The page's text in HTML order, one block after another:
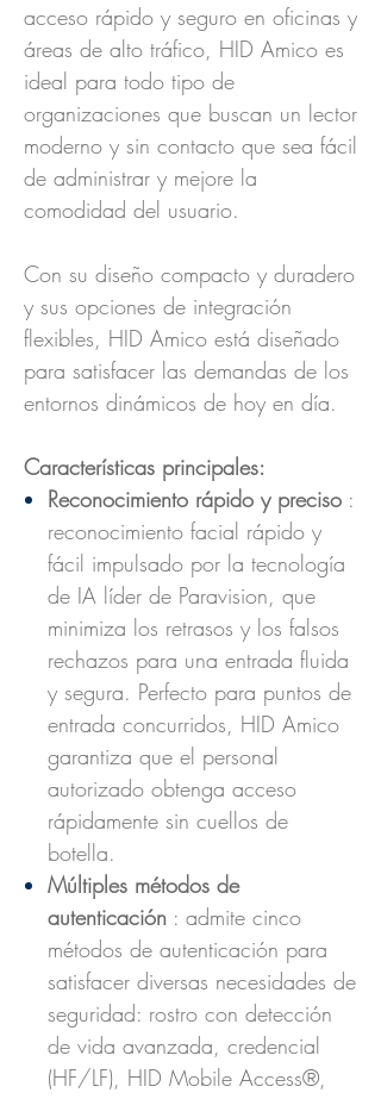
acceso rápido y seguro en oficinas y
áreas de alto tráfico, HID Amico es
ideal para todo tipo de
organizaciones que buscan un lector
moderno y sin contacto que sea fácil
de administrar y mejore la
comodidad del usuario.
Con su diseño compacto y duradero
y sus opciones de integración
flexibles, HID Amico está diseñado
para satisfacer las demandas de los
entornos dinámicos de hoy en día.
Características principales:
Reconocimiento rápido y preciso :
reconocimiento facial rápido y
fácil impulsado por la tecnología
de IA líder de Paravision, que
minimiza los retrasos y los falsos
rechazos para una entrada fluida
y segura. Perfecto para puntos de
entrada concurridos, HID Amico
garantiza que el personal
autorizado obtenga acceso
rápidamente sin cuellos de
botella.
Múltiples métodos de
autenticación : admite cinco
métodos de autenticación para
satisfacer diversas necesidades de
seguridad: rostro con detección
de vida avanzada, credencial
(HF/LF), HID Mobile Access®,